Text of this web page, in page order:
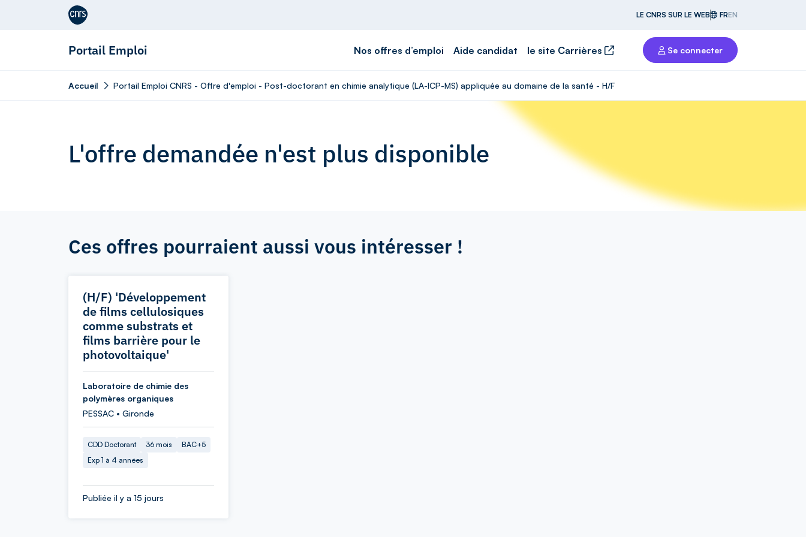
Aller au contenu
LE CNRS SUR LE WEB FREN
Portail Emploi Nos offres d’emploi Aide candidat le site Carrières Se connecter
Accueil Portail Emploi CNRS - Offre d'emploi - Post-doctorant en chimie analytique (LA-ICP-MS) appliquée au domaine de la santé - H/F
L'offre demandée n'est plus disponible
Ces offres pourraient aussi vous intéresser !
(H/F) 'Développement
de films cellulosiques
comme substrats et
films barrière pour le
photovoltaique'
Laboratoire de chimie des
polymères organiques
PESSAC • Gironde
CDD Doctorant 36 mois
BAC+5
Exp 1 à 4 années
Publiée il y a 15 jours